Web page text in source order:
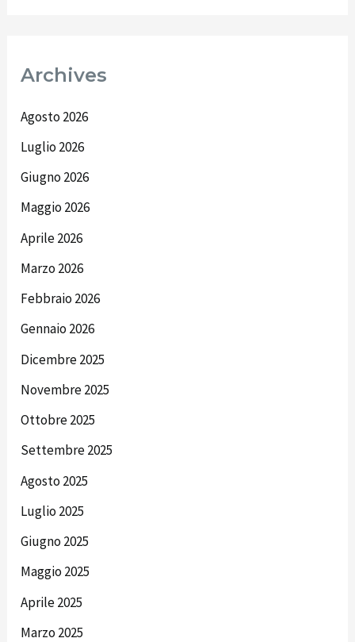
Archives
Agosto 2026
Luglio 2026
Giugno 2026
Maggio 2026
Aprile 2026
Marzo 2026
Febbraio 2026
Gennaio 2026
Dicembre 2025
Novembre 2025
Ottobre 2025
Settembre 2025
Agosto 2025
Luglio 2025
Giugno 2025
Maggio 2025
Aprile 2025
Marzo 2025